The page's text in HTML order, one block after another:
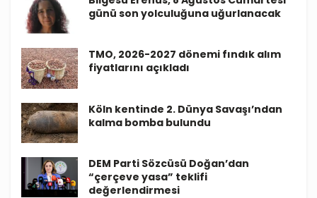
günü son yolculuğuna uğurlanacak
TMO, 2026-2027 dönemi fındık alım
fiyatlarını açıkladı
Köln kentinde 2. Dünya Savaşı’ndan
kalma bomba bulundu
DEM Parti Sözcüsü Doğan’dan
“çerçeve yasa” teklifi
değerlendirmesi